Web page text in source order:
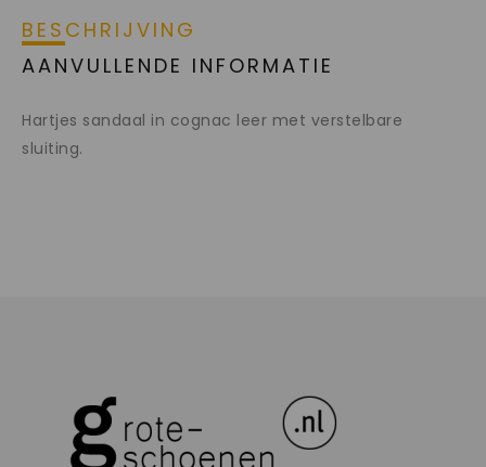
BESCHRIJVING
AANVULLENDE INFORMATIE
Hartjes sandaal in cognac leer met verstelbare
sluiting.